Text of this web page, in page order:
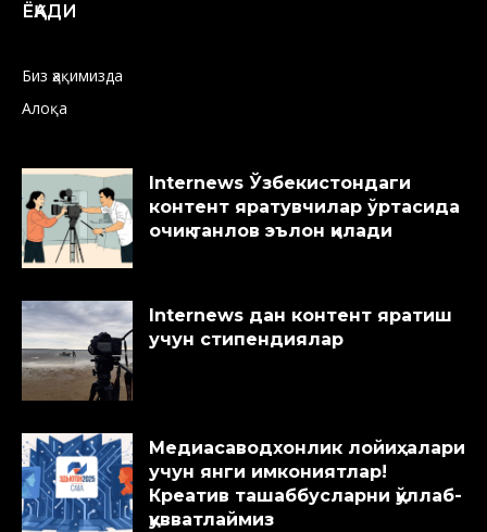
ЁҚАДИ
Биз ҳақимизда
Алоқа
Internews Ўзбекистондаги
контент яратувчилар ўртасида
очиқ танлов эълон қилади
Internews дан контент яратиш
учун стипендиялар
Медиасаводхонлик лойиҳалари
учун янги имкониятлар!
Креатив ташаббусларни қўллаб-
қувватлаймиз